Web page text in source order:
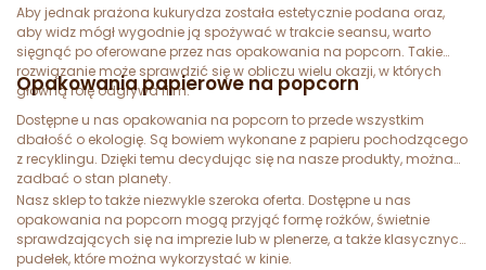
Aby jednak prażona kukurydza została estetycznie podana oraz,
aby widz mógł wygodnie ją spożywać w trakcie seansu, warto
sięgnąć po oferowane przez nas opakowania na popcorn. Takie
rozwiązanie może sprawdzić się w obliczu wielu okazji, w których
główną rolę odgrywa film.
Opakowania papierowe na popcorn
Dostępne u nas opakowania na popcorn to przede wszystkim
dbałość o ekologię. Są bowiem wykonane z papieru pochodzącego
z recyklingu. Dzięki temu decydując się na nasze produkty, można
zadbać o stan planety.
Nasz sklep to także niezwykle szeroka oferta. Dostępne u nas
opakowania na popcorn mogą przyjąć formę rożków, świetnie
sprawdzających się na imprezie lub w plenerze, a także klasycznych
pudełek, które można wykorzystać w kinie.